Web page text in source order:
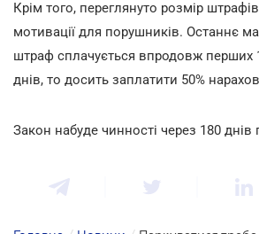
Крім того, переглянуто розмір
мотивації для порушників. Останнє
штраф сплачується впродовж перших
днів, то досить заплатити 50%
Закон набуде чинності через 180 днів